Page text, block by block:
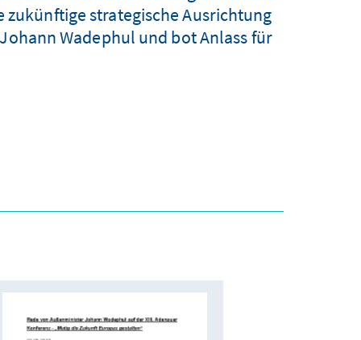
zukünftige strategische Ausrichtung
Wadephul und bot Anlass für